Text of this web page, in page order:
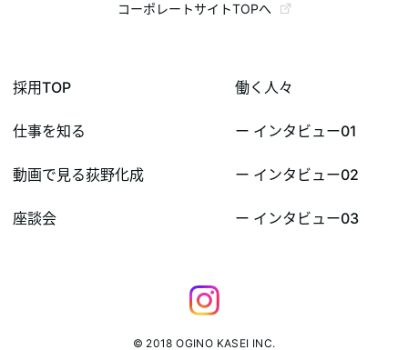
コーポレートサイトTOPへ
採用TOP
仕事を知る
動画で見る荻野化成
座談会
働く人々
ー インタビュー01
ー インタビュー02
ー インタビュー03
© 2018 OGINO KASEI INC.